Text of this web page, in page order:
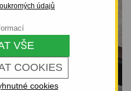
údajů
COOKIES
VŠE
cookies